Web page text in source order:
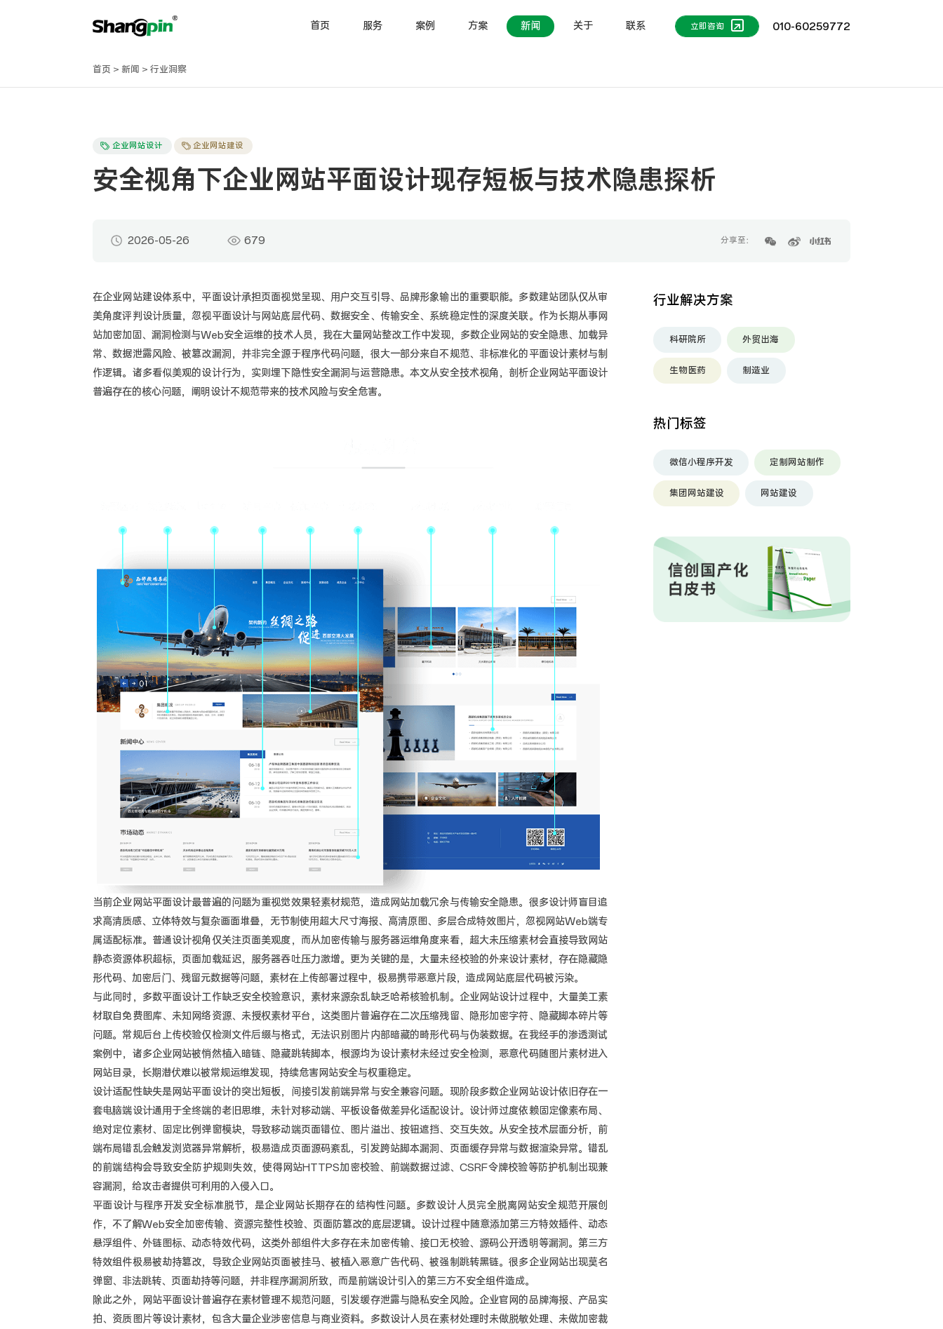
首页 服务 案例 方案 新闻 关于 联系 立即咨询 010-60259772
首页 > 新闻 > 行业洞察
企业网站设计 企业网站建设
安全视角下企业网站平面设计现存短板与技术隐患探析
2026-05-26 679 分享至：
在企业网站建设体系中，平面设计承担页面视觉呈现、用户交互引导、品牌形象输出的重要职能。多数建站团队仅从审
美角度评判设计质量，忽视平面设计与网站底层代码、数据安全、传输安全、系统稳定性的深度关联。作为长期从事网
站加密加固、漏洞检测与Web安全运维的技术人员，我在大量网站整改工作中发现，多数企业网站的安全隐患、加载异
常、数据泄露风险、被篡改漏洞，并非完全源于程序代码问题，很大一部分来自不规范、非标准化的平面设计素材与制
作逻辑。诸多看似美观的设计行为，实则埋下隐性安全漏洞与运营隐患。本文从安全技术视角，剖析企业网站平面设计
普遍存在的核心问题，阐明设计不规范带来的技术风险与安全危害。
当前企业网站平面设计最普遍的问题为重视觉效果轻素材规范，造成网站加载冗余与传输安全隐患。很多设计师盲目追
求高清质感、立体特效与复杂画面堆叠，无节制使用超大尺寸海报、高清原图、多层合成特效图片，忽视网站Web端专
属适配标准。普通设计视角仅关注页面美观度，而从加密传输与服务器运维角度来看，超大未压缩素材会直接导致网站
静态资源体积超标，页面加载延迟，服务器吞吐压力激增。更为关键的是，大量未经校验的外来设计素材，存在隐藏隐
形代码、加密后门、残留元数据等问题，素材在上传部署过程中，极易携带恶意片段，造成网站底层代码被污染。
与此同时，多数平面设计工作缺乏安全校验意识，素材来源杂乱缺乏哈希核验机制。企业网站设计过程中，大量美工素
材取自免费图库、未知网络资源、未授权素材平台，这类图片普遍存在二次压缩残留、隐形加密字符、隐藏脚本碎片等
问题。常规后台上传校验仅检测文件后缀与格式，无法识别图片内部暗藏的畸形代码与伪装数据。在我经手的渗透测试
案例中，诸多企业网站被悄然植入暗链、隐藏跳转脚本，根源均为设计素材未经过安全检测，恶意代码随图片素材进入
网站目录，长期潜伏难以被常规运维发现，持续危害网站安全与权重稳定。
设计适配性缺失是网站平面设计的突出短板，间接引发前端异常与安全兼容问题。现阶段多数企业网站设计依旧存在一
套电脑端设计通用于全终端的老旧思维，未针对移动端、平板设备做差异化适配设计。设计师过度依赖固定像素布局、
绝对定位素材、固定比例弹窗模块，导致移动端页面错位、图片溢出、按钮遮挡、交互失效。从安全技术层面分析，前
端布局错乱会触发浏览器异常解析，极易造成页面源码紊乱，引发跨站脚本漏洞、页面缓存异常与数据渲染异常。错乱
的前端结构会导致安全防护规则失效，使得网站HTTPS加密校验、前端数据过滤、CSRF令牌校验等防护机制出现兼
容漏洞，给攻击者提供可利用的入侵入口。
平面设计与程序开发安全标准脱节，是企业网站长期存在的结构性问题。多数设计人员完全脱离网站安全规范开展创
作，不了解Web安全加密传输、资源完整性校验、页面防篡改的底层逻辑。设计过程中随意添加第三方特效插件、动态
悬浮组件、外链图标、动态特效代码，这类外部组件大多存在未加密传输、接口无校验、源码公开透明等漏洞。第三方
特效组件极易被劫持篡改，导致企业网站页面被挂马、被植入恶意广告代码、被强制跳转黑链。很多企业网站出现莫名
弹窗、非法跳转、页面劫持等问题，并非程序漏洞所致，而是前端设计引入的第三方不安全组件造成。
除此之外，网站平面设计普遍存在素材管理不规范问题，引发缓存泄露与隐私安全风险。企业官网的品牌海报、产品实
拍、资质图片等设计素材，包含大量企业涉密信息与商业资料。多数设计人员在素材处理时未做脱敏处理、未做加密裁
行业解决方案
科研院所 外贸出海
生物医药 制造业
热门标签
微信小程序开发 定制网站制作
集团网站建设 网站建设